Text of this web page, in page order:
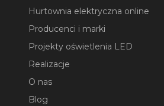
Hurtownia elektryczna online
Producenci i marki
Projekty oświetlenia LED
Realizacje
O nas
Blog